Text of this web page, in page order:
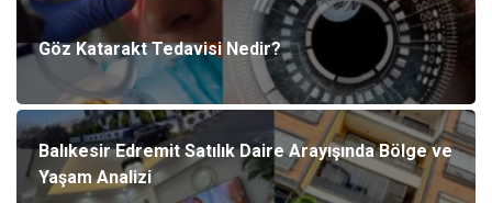
Göz Katarakt Tedavisi Nedir?
Balıkesir Edremit Satılık Daire Arayışında Bölge ve
Yaşam Analizi